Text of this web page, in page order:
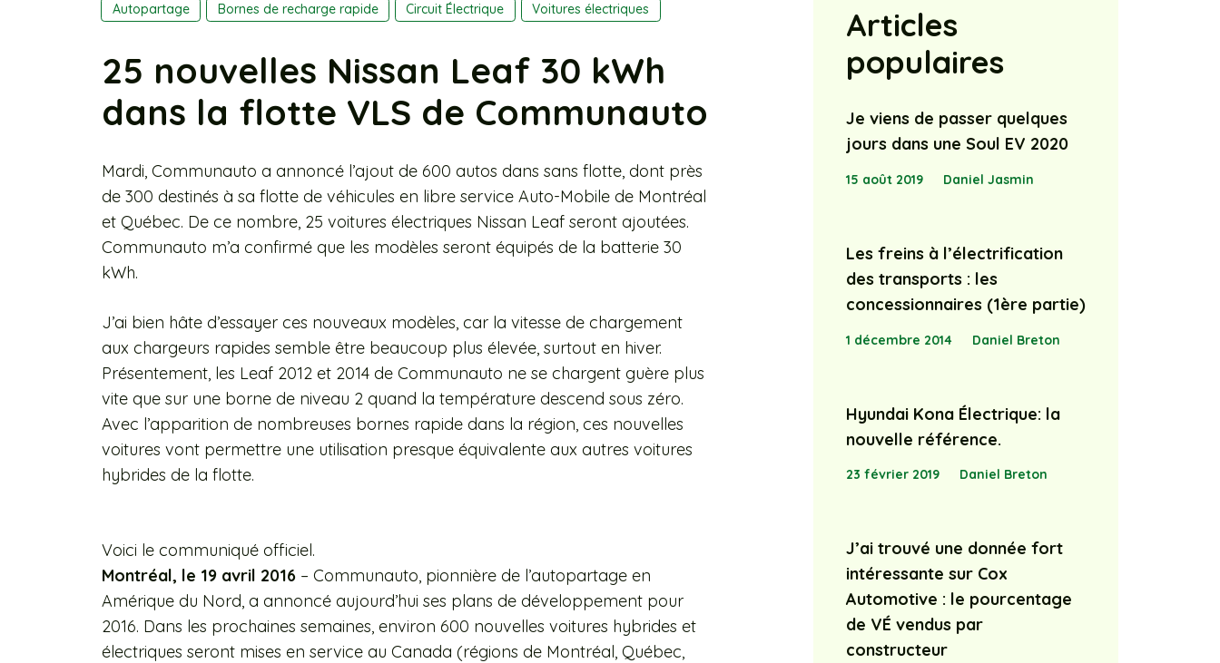
Autopartage Bornes de recharge rapide Circuit Électrique Voitures électriques
25 nouvelles Nissan Leaf 30 kWh
dans la flotte VLS de Communauto
Mardi, Communauto a annoncé l’ajout de 600 autos dans sans flotte, dont près
de 300 destinés à sa flotte de véhicules en libre service Auto-Mobile de Montréal
et Québec. De ce nombre, 25 voitures électriques Nissan Leaf seront ajoutées.
Communauto m’a confirmé que les modèles seront équipés de la batterie 30
kWh.
J’ai bien hâte d’essayer ces nouveaux modèles, car la vitesse de chargement
aux chargeurs rapides semble être beaucoup plus élevée, surtout en hiver.
Présentement, les Leaf 2012 et 2014 de Communauto ne se chargent guère plus
vite que sur une borne de niveau 2 quand la température descend sous zéro.
Avec l’apparition de nombreuses bornes rapide dans la région, ces nouvelles
voitures vont permettre une utilisation presque équivalente aux autres voitures
hybrides de la flotte.
Voici le communiqué officiel.
Montréal, le 19 avril 2016 – Communauto, pionnière de l’autopartage en
Amérique du Nord, a annoncé aujourd’hui ses plans de développement pour
2016. Dans les prochaines semaines, environ 600 nouvelles voitures hybrides et
électriques seront mises en service au Canada (régions de Montréal, Québec,
Articles
populaires
Je viens de passer quelques
jours dans une Soul EV 2020
15 août 2019 Daniel Jasmin
Les freins à l’électrification
des transports : les
concessionnaires (1ère partie)
1 décembre 2014 Daniel Breton
Hyundai Kona Électrique: la
nouvelle référence.
23 février 2019 Daniel Breton
J’ai trouvé une donnée fort
intéressante sur Cox
Automotive : le pourcentage
de VÉ vendus par
constructeur